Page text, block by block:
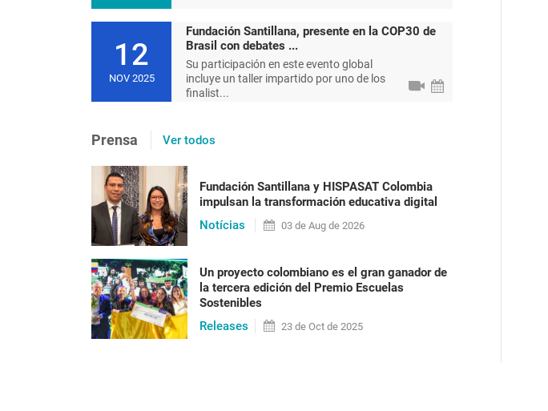
12
NOV 2025
Fundación Santillana, presente en la COP30 de
Brasil con debates ...
Su participación en este evento global
incluye un taller impartido por uno de los
finalist...
Prensa Ver todos
Fundación Santillana y HISPASAT Colombia
impulsan la transformación educativa digital
Notícias
03 de Aug de 2026
Un proyecto colombiano es el gran ganador de
la tercera edición del Premio Escuelas
Sostenibles
Releases
23 de Oct de 2025
[en portugués] Após 20 anos, uma lei que ainda
precisa ser posta em prática para combater o
racismo
Nilma Lino Gomes Em 2023 o Brasil vai alcançar a marca de 220 milhões de
habitantes, a maioria formada por pessoas negras (56%). Mas, mesmo após 135
anos do fim do reg[...]
LEER PUBLICACIÓN